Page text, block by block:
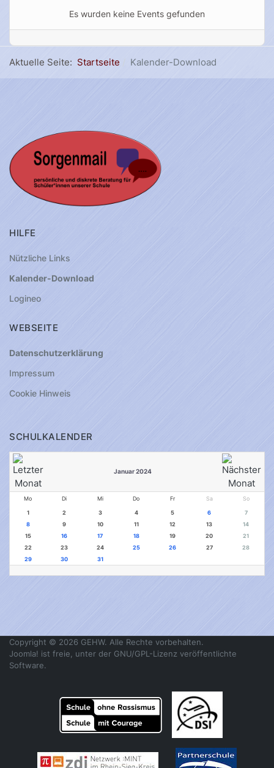
Es wurden keine Events gefunden
Aktuelle Seite: Startseite Kalender-Download
HILFE
Nützliche Links
Kalender-Download
Logineo
WEBSEITE
Datenschutzerklärung
Impressum
Cookie Hinweis
SCHULKALENDER
Januar 2024
Mo Di Mi Do Fr Sa So
1 2 3 4 5 6
7
8
9 10 11 12 13
14
15
16 17 18 19 20
21
22
23 24 25 26 27
28
29
30 31
Copyright © 2026 GEHW. Alle Rechte vorbehalten.
Joomla! ist freie, unter der GNU/GPL-Lizenz veröffentlichte
Software.